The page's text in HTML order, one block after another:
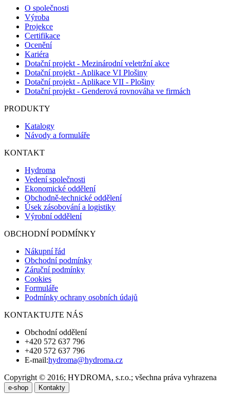
O společnosti
Výroba
Projekce
Certifikace
Ocenění
Kariéra
Dotační projekt - Mezinárodní veletržní akce
Dotační projekt - Aplikace VI Plošiny
Dotační projekt - Aplikace VII - Plošiny
Dotační projekt - Genderová rovnováha ve firmách
PRODUKTY
Katalogy
Návody a formuláře
KONTAKT
Hydroma
Vedení společnosti
Ekonomické oddělení
Obchodně-technické oddělení
Úsek zásobování a logistiky
Výrobní oddělení
OBCHODNÍ PODMÍNKY
Nákupní řád
Obchodní podmínky
Záruční podmínky
Cookies
Formuláře
Podmínky ochrany osobních údajů
KONTAKTUJTE NÁS
Obchodní oddělení
+420 572 637 796
+420 572 637 796
E-mail:hydroma@hydroma.cz
Copyright © 2016; HYDROMA, s.r.o.; všechna práva vyhrazena
e-shop Kontakty